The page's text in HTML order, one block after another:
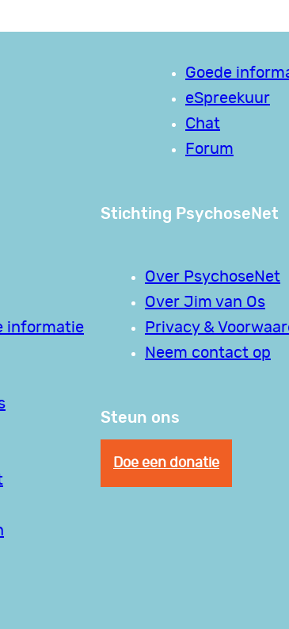
Goede
eSpreekuur
Chat
Forum
informatie
Stichting PsychoseNet
Over PsychoseNet
Over Jim van Os
Privacy &
Neem contact op
Steun ons
Doe een donatie